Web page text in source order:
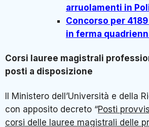
arruolamenti in
Concorso per
in ferma
Corsi lauree magistrali
posti a disposizione
Il Ministero dell’Università e della
con apposito decreto “Posti
corsi delle lauree magistrali delle